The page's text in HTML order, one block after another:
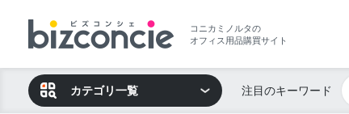
コニカミノルタの
オフィス用品購買サイト
カテゴリ一覧 注目のキーワード